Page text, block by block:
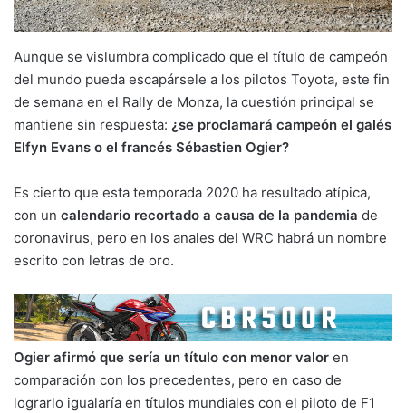
Aunque se vislumbra complicado que el título de campeón
del mundo pueda escapársele a los pilotos Toyota, este fin
de semana en el Rally de Monza, la cuestión principal se
mantiene sin respuesta: ¿se proclamará campeón el galés
Elfyn Evans o el francés Sébastien Ogier?
Es cierto que esta temporada 2020 ha resultado atípica,
con un calendario recortado a causa de la pandemia de
coronavirus, pero en los anales del WRC habrá un nombre
escrito con letras de oro.
Ogier afirmó que sería un título con menor valor en
comparación con los precedentes, pero en caso de
lograrlo igualaría en títulos mundiales con el piloto de F1